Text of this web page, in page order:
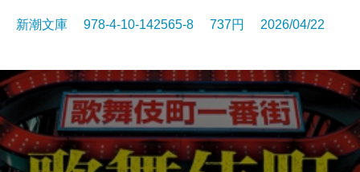
新潮文庫 978-4-10-142565-8 737円 2026/04/22